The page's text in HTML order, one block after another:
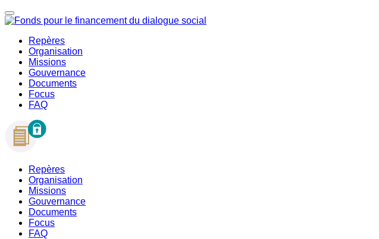
Repères
Organisation
Missions
Gouvernance
Documents
Focus
FAQ
Repères
Organisation
Missions
Gouvernance
Documents
Focus
FAQ